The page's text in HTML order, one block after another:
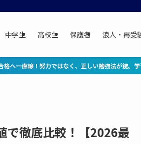
中学生 高校生 保護者 浪人・再受
しい勉強法が鍵。学習コーチングを無料体験▶ 公
で徹底比較！【2026最